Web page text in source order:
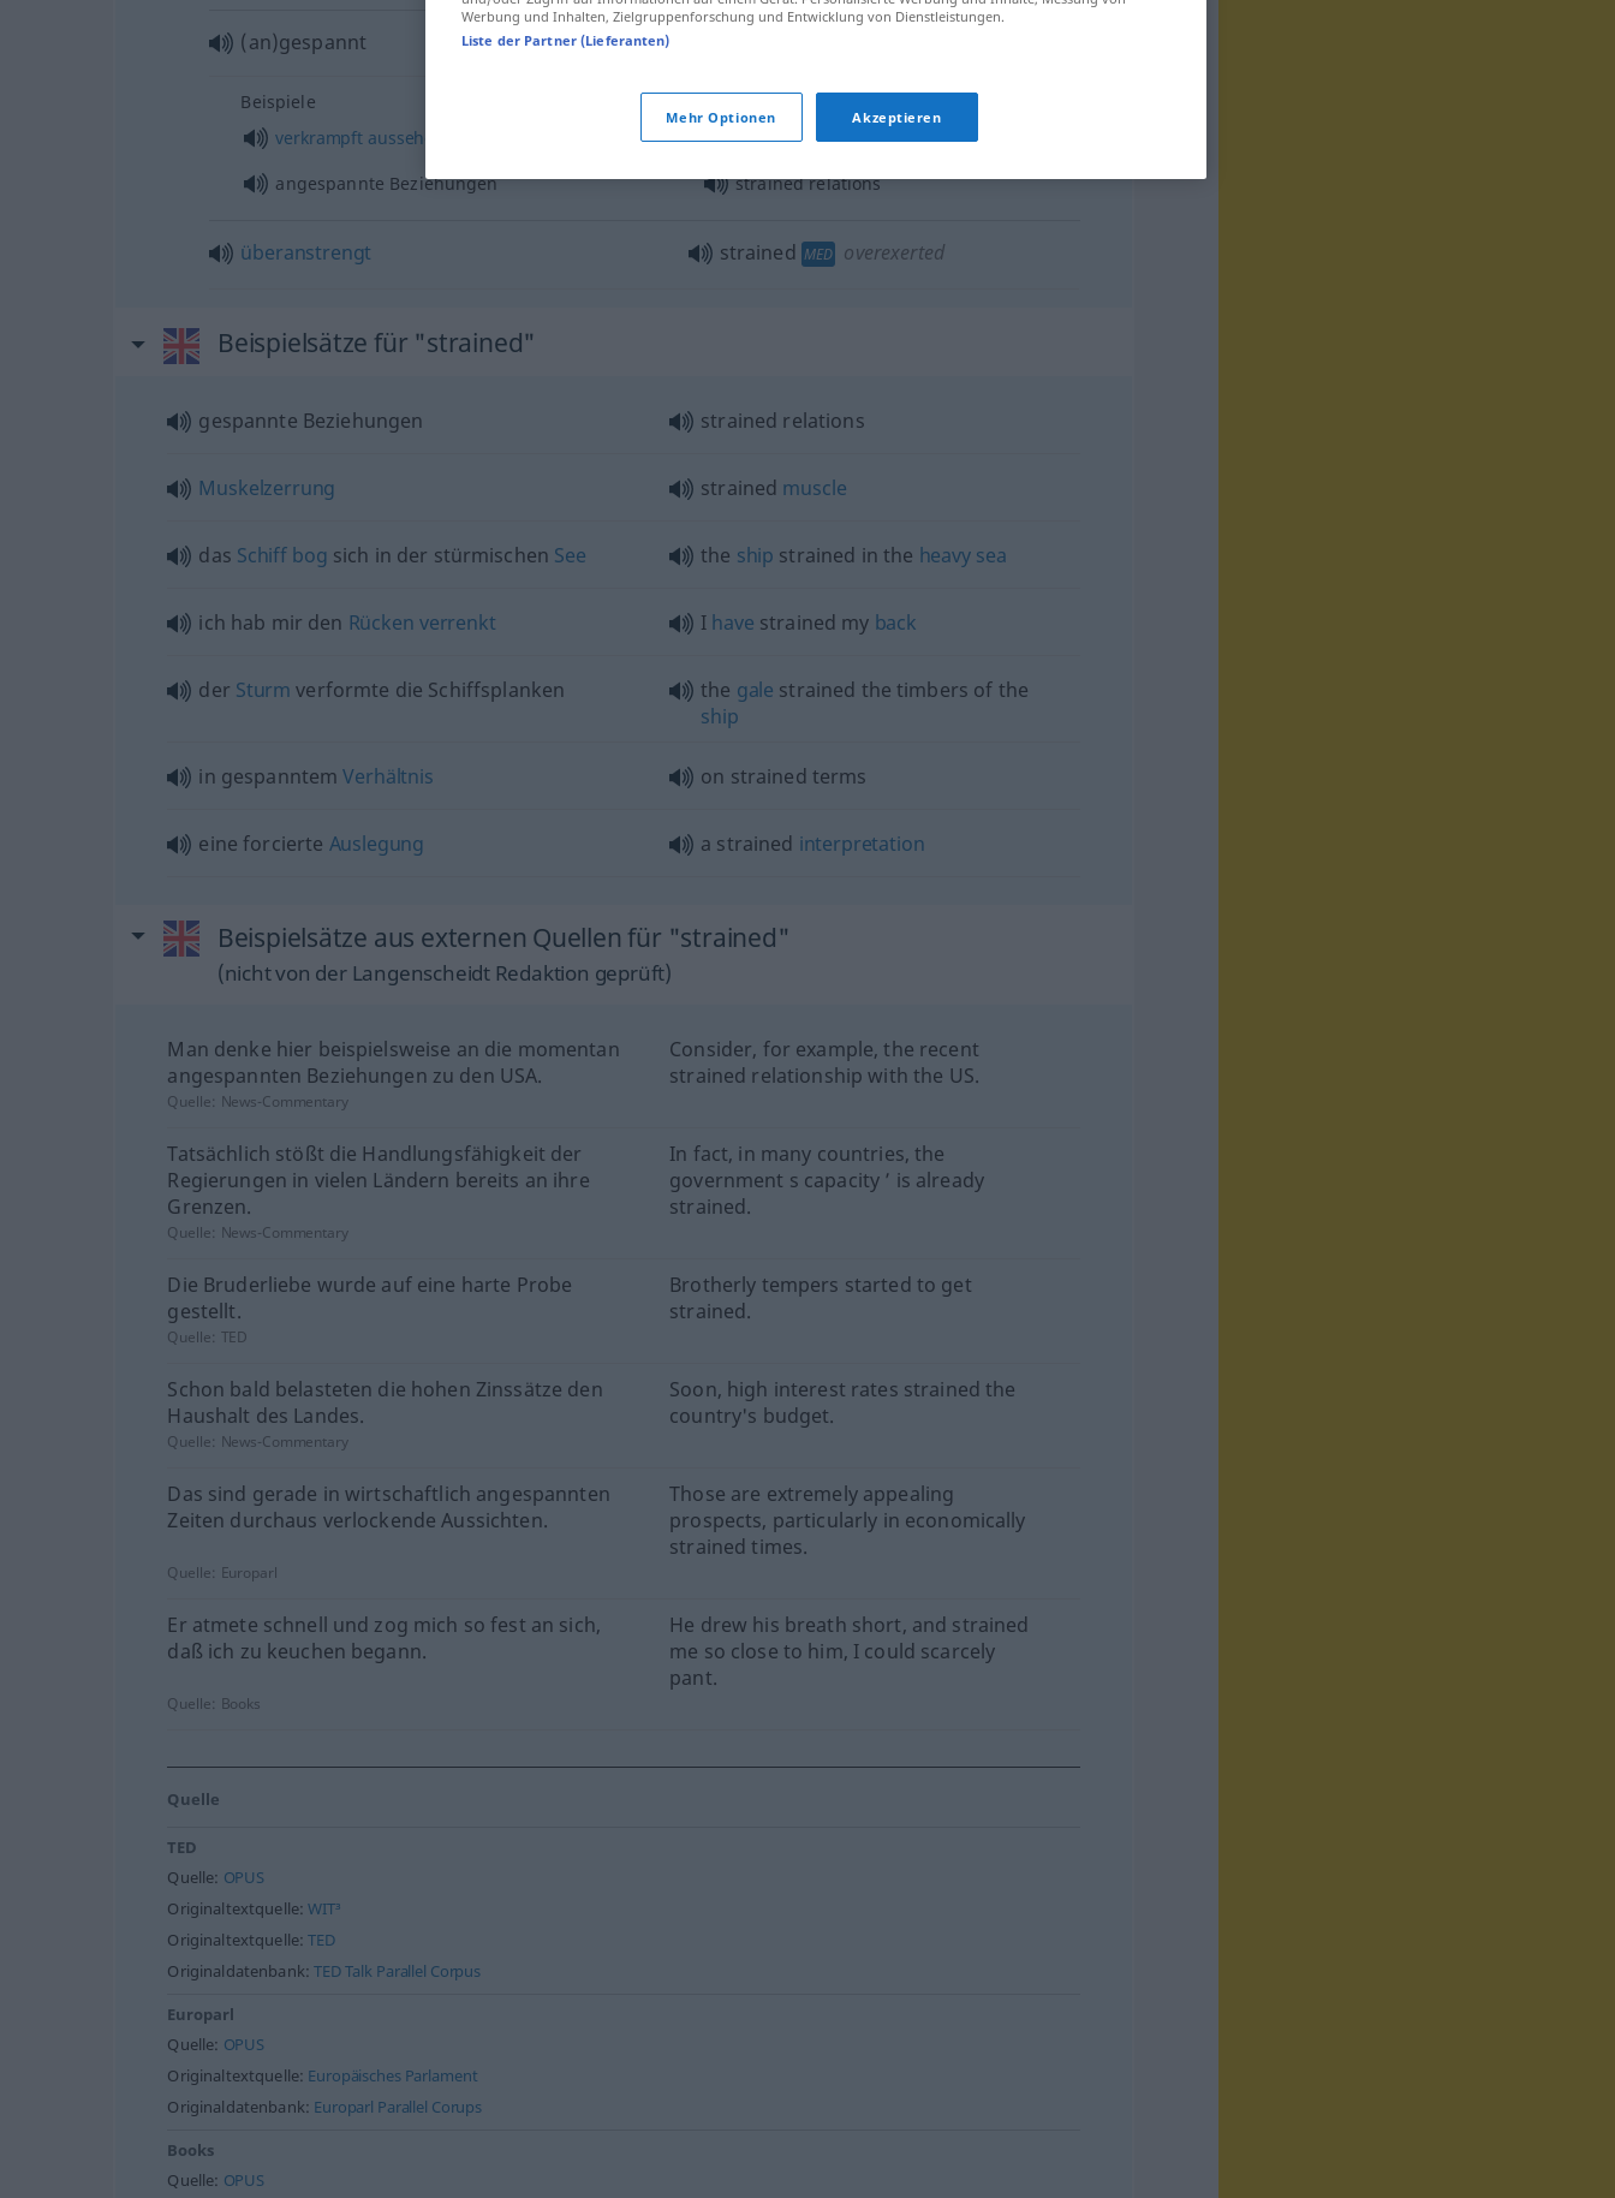
(an)gespannt
Beispiele
verkrampft aussehen tolookstrained
angespannte Beziehungen
strained relations
überanstrengt strained MED overexerted
Beispielsätze für "strained"
gespannte Beziehungen strained relations
Muskelzerrung strained muscle
das Schiff bog sich in der stürmischen See the ship strained in the heavy sea
ich hab mir den Rücken verrenkt I have strained my back
der Sturm verformte die Schiffsplanken the gale strained the timbers of the
ship
in gespanntemVerhältnis on strained terms
eine forcierte Auslegung a strained interpretation
Beispielsätze aus externen Quellen für "strained"
(nicht von der Langenscheidt Redaktion geprüft)
Man denke hier beispielsweise an die momentan
angespannten Beziehungen zu den USA.
Consider, for example, the recent
strained relationship with the US.
Quelle: News-Commentary
Tatsächlich stößt die Handlungsfähigkeit der
Regierungen in vielen Ländern bereits an ihre
Grenzen.
In fact, in many countries, the
government s capacity ’ is already
strained.
Quelle: News-Commentary
Die Bruderliebe wurde auf eine harte Probe
gestellt.
Brotherly tempers started to get
strained.
Quelle: TED
Schon bald belasteten die hohen Zinssätze den
Haushalt des Landes.
Soon, high interest rates strained the
country's budget.
Quelle: News-Commentary
Das sind gerade in wirtschaftlich angespannten
Zeiten durchaus verlockende Aussichten.
Those are extremely appealing
prospects, particularly in economically
strained times.
Quelle: Europarl
Er atmete schnell und zog mich so fest an sich,
daß ich zu keuchen begann.
He drew his breath short, and strained
me so close to him, I could scarcely
pant.
Quelle: Books
Quelle
TED
Quelle: OPUS
Originaltextquelle:WIT³
Originaltextquelle:TED
Originaldatenbank:TED Talk Parallel Corpus
Europarl
Quelle: OPUS
Originaltextquelle: Europäisches Parlament
Originaldatenbank: Europarl Parallel Corups
Books
Quelle: OPUS
Werbung und Inhalten, Zielgruppenforschung und Entwicklung von Dienstleistungen.
Liste der Partner (Lieferanten)
Mehr Optionen Akzeptieren